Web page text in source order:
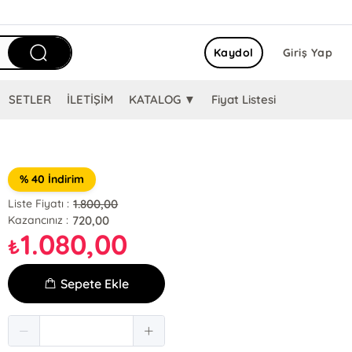
Giriş Yap
Kaydol
SETLER İLETİŞİM KATALOG ▼ Fiyat Listesi
% 40 İndirim
Liste Fiyatı : 1.800,00
Kazancınız : 720,00
₺1.080,00
Sepete Ekle